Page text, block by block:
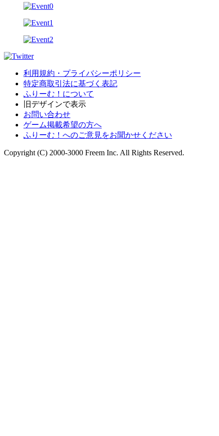
利用規約・プライバシーポリシー
特定商取引法に基づく表記
ふりーむ！について
旧デザインで表示
お問い合わせ
ゲーム掲載希望の方へ
ふりーむ！へのご意見をお聞かせください
Copyright (C) 2000-3000 Freem Inc. All Rights Reserved.